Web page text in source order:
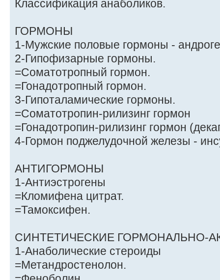
Классификация анаболиков.
ГОРМОНЫ
1-Мужские половые гормоны -
2-Гипофизарные гормоны.
=Соматотропный гормон.
=Гонадотропный гормон.
3-Гипоталамические гормоны.
=Соматотропин-рилизинг гормон
=Гонадотропин-рилизинг гормон
4-Гормон поджелудочной железы -
АНТИГОРМОНЫ
1-Антиэстрoгены
=Кломифена цитрат.
=Тамоксифен.
СИНТЕТИЧЕСКИЕ ГОРМОНАЛЬНО-
1-Анаболические стероиды
=Метандростенолон.